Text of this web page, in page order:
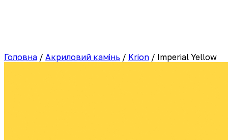
Головна / Акриловий камінь / Krion / Imperial Yellow